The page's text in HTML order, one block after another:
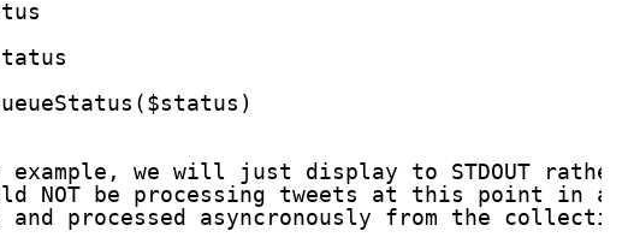
we will just display to STDOUT rather
NOT be processing tweets at this point in
and processed asyncronously from the